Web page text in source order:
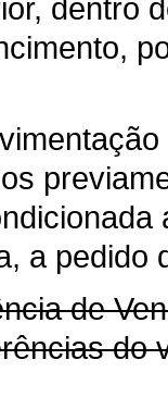
dentro
a pedido
de
do